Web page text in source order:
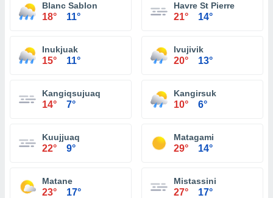
Blanc Sablon
18° 11°
Havre St Pierre
21° 14°
Inukjuak
15° 11°
Ivujivik
20° 13°
Kangiqsujuaq
14° 7°
Kangirsuk
10° 6°
Kuujjuaq
22° 9°
Matagami
29° 14°
Matane
23° 17°
Mistassini
27° 17°